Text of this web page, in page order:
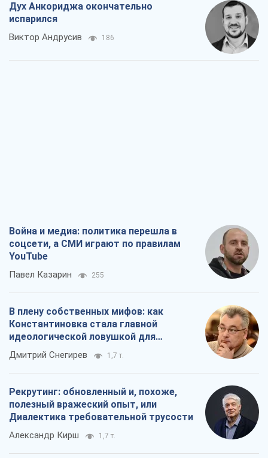
Дух Анкориджа окончательно
испарился
Виктор Андрусив 186
Война и медиа: политика перешла в
соцсети, а СМИ играют по правилам
YouTube
Павел Казарин 255
В плену собственных мифов: как
Константиновка стала главной
идеологической ловушкой для
российских оккупантов
Дмитрий Снегирев 1,7 т.
Рекрутинг: обновленный и, похоже,
полезный вражеский опыт, или
Диалектика требовательной трусости
Александр Кирш 1,7 т.